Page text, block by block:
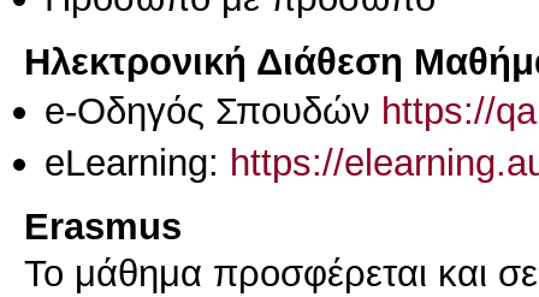
Ηλεκτρονική Διάθεση
e-Οδηγός Σπουδών https://
eLearning: https://
Erasmus
Το μάθημα προσφέρεται και